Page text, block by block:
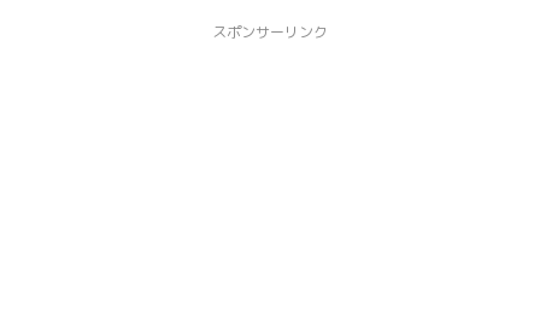
スポンサーリンク